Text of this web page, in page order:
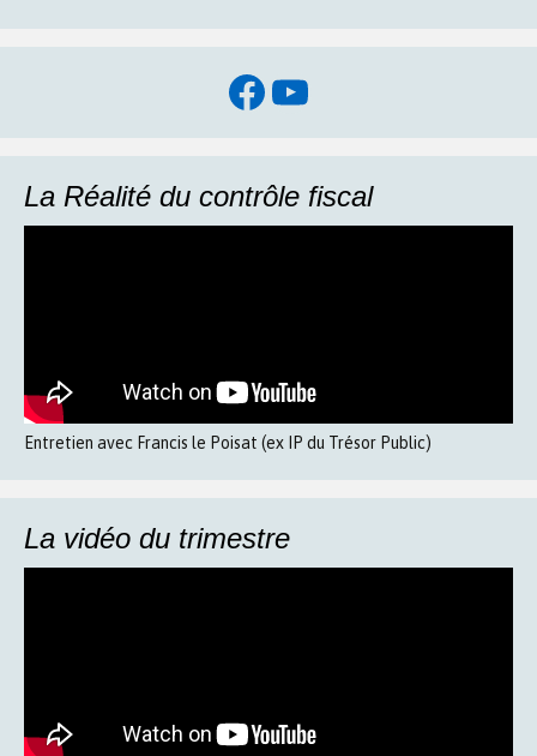
Facebook
YouTube
La Réalité du contrôle fiscal
Entretien avec Francis le Poisat (ex IP du Trésor Public)
La vidéo du trimestre